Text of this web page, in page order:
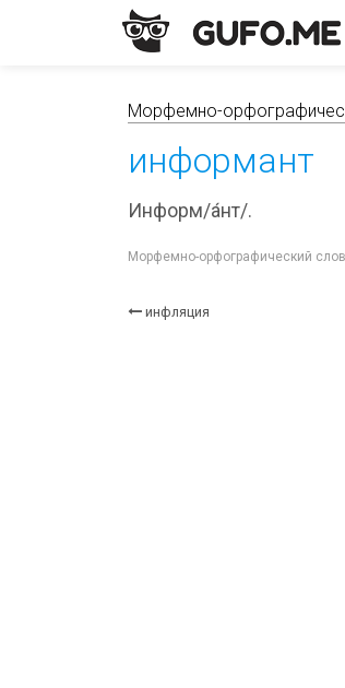
Морфемно-
информант
Информ/а́нт/.
Морфемно-орфографический
инфляция